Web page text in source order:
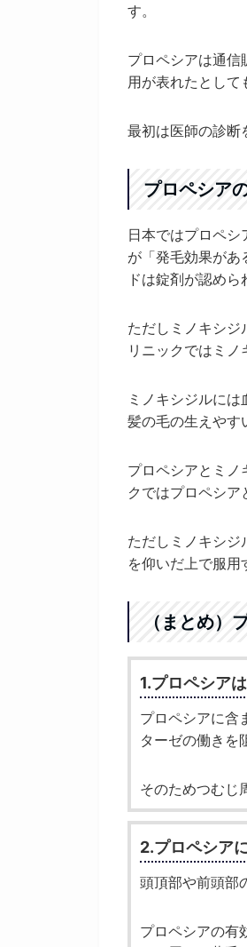
す。
プロペシアは通
用が表れたとして
最初は医師の診断
プロペシア
日本ではプロペ
が「発毛効果があ
ドは錠剤が認め
ただしミノキシジ
リニックではミノ
ミノキシジルに
髪の毛の生えやす
プロペシアとミノ
クではプロペシア
ただしミノキシ
を仰いだ上で服用
（まとめ）
1.プロペシア
プロペシアに含
ターゼの働きを
そのためつむじ
2.プロペシア
頭頂部や前頭部
プロペシアの有